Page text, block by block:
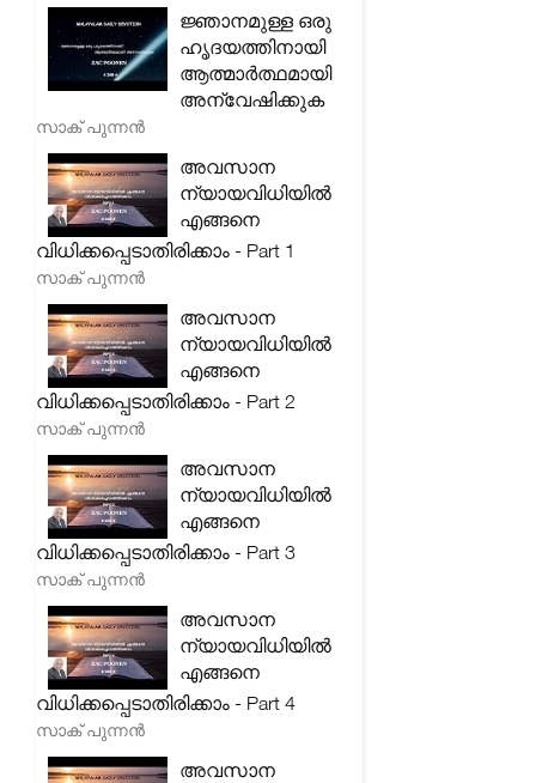
ജ്ഞാനമുള്ള ഒരു
ഹൃദയത്തിനായി
ആത്മാർത്ഥമായി
അന്വേഷിക്കുക
സാക് പുന്നൻ
അവസാന
ന്യായവിധിയിൽ
എങ്ങനെ
വിധിക്കപ്പെടാതിരിക്കാം - Part 1
സാക് പുന്നൻ
അവസാന
ന്യായവിധിയിൽ
എങ്ങനെ
വിധിക്കപ്പെടാതിരിക്കാം - Part 2
സാക് പുന്നൻ
അവസാന
ന്യായവിധിയിൽ
എങ്ങനെ
വിധിക്കപ്പെടാതിരിക്കാം - Part 3
സാക് പുന്നൻ
അവസാന
ന്യായവിധിയിൽ
എങ്ങനെ
വിധിക്കപ്പെടാതിരിക്കാം - Part 4
സാക് പുന്നൻ
അവസാന